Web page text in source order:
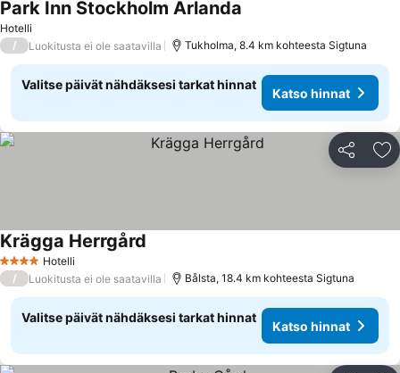
Hotelli
Park Inn Stockholm Arlanda
/ Luokitusta ei ole saatavilla Tukholma, 8.4 km kohteesta Sigtuna
Valitse päivät nähdäksesi tarkat hinnat
Katso hinnat
Jaa
4 Tähtiluokitus
Hotelli
Krägga Herrgård
/ Luokitusta ei ole saatavilla Bålsta, 18.4 km kohteesta Sigtuna
Valitse päivät nähdäksesi tarkat hinnat
Katso hinnat